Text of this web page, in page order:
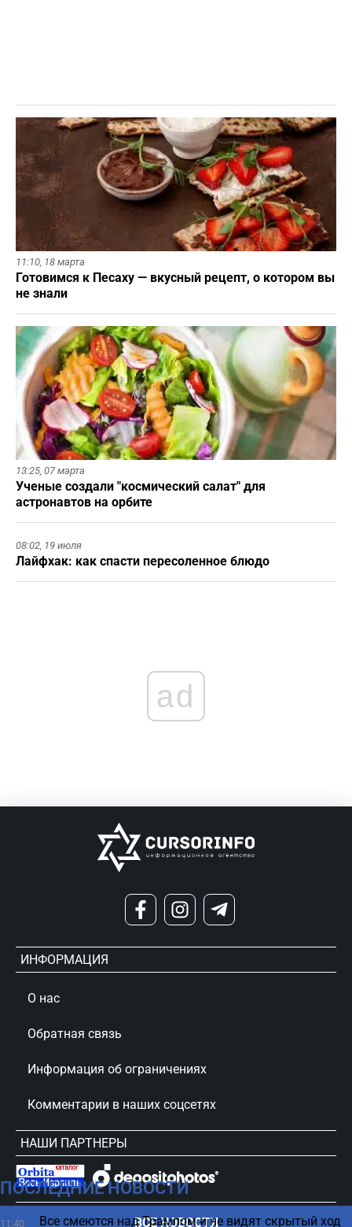
11:10, 18 марта
Готовимся к Песаху — вкусный рецепт, о котором вы
не знали
13:25, 07 марта
Ученые создали "космический салат" для
астронавтов на орбите
08:02, 19 июля
Лайфхак: как спасти пересоленное блюдо
ПОСЛЕДНИЕ НОВОСТИ
11:40 Все смеются над Трампом и не видят скрытый ход
ВСЕ НОВОСТИ
ad
ИНФОРМАЦИЯ
О нас
Обратная связь
Информация об ограничениях
Комментарии в наших соцсетях
НАШИ ПАРТНЕРЫ
сursorinfo.co.il © Все права защищены